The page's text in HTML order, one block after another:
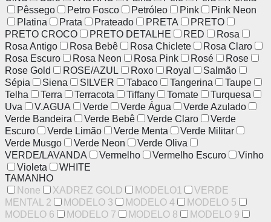
Pêssego
Petro Fosco Petróleo Pink
Pink Neon
Platina
Prata Prateado PRETA
PRETO
PRETO CROCO
PRETO DETALHE RED
Rosa
Rosa Antigo
Rosa Bebê Rosa Chiclete
Rosa Claro
Rosa Escuro
Rosa Neon Rosa Pink Rosé
Rose
Rose Gold
ROSE/AZUL Roxo Royal
Salmão
Sépia
Siena SILVER Tabaco Tangerina
Taupe
Telha
Terra Terracota Tiffany Tomate
Turquesa
Uva
V.AGUA Verde Verde Água
Verde Azulado
Verde Bandeira
Verde Bebê Verde Claro
Verde
Escuro
Verde Limão Verde Menta
Verde Militar
Verde Musgo
Verde Neon
Verde Oliva
VERDE/LAVANDA
Vermelho Vermelho Escuro
Vinho
Violeta
WHITE
TAMANHO
None
XADREZ GOLD MODELO1
VERDE
MENTAL 2
MODELO 3 MODELO 4
MODELO 5
MODELO 6
MODELO 7 MODELO 8
MODELO 9